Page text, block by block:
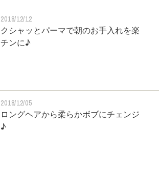
2018/12/12
クシャッとパーマで朝のお手入れを楽
チンに♪
2018/12/05
ロングヘアから柔らかボブにチェンジ
♪